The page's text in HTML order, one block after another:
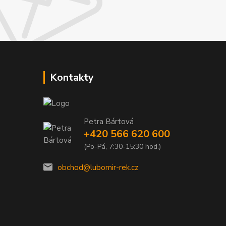
Kontakty
Petra Bártová
+420 566 620 600
(Po-Pá, 7:30-15:30 hod.)
obchod@lubomir-rek.cz